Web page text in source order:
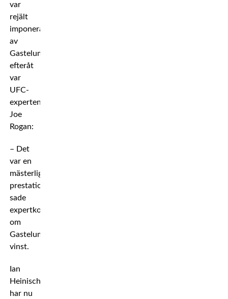
var
rejält
imponerad
av
Gastelum
efteråt
var
UFC-
experten
Joe
Rogan:
– Det
var en
mästerlig
prestation,
sade
expertkommentatorn
om
Gastelums
vinst.
Ian
Heinisch
har nu